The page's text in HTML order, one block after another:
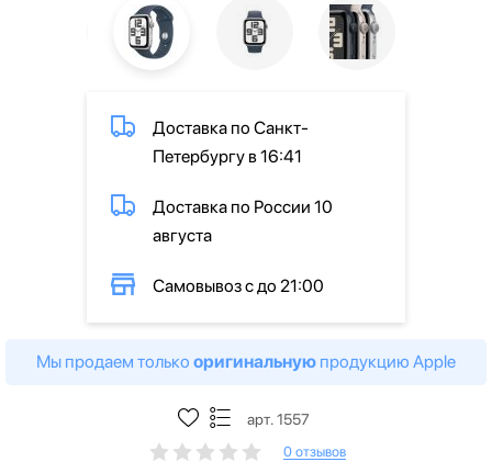
Доставка по Санкт-
Петербургу в 16:41
Доставка по России 10
августа
Самовывоз с до 21:00
Мы продаем только оригинальную продукцию Apple
арт. 1557
0 отзывов